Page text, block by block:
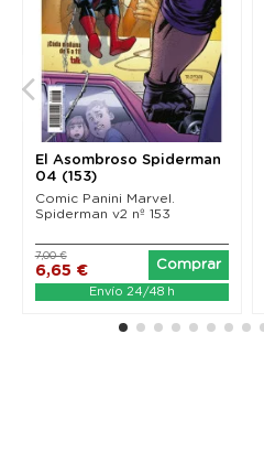
El Asombroso Spiderman
04 (153)
Comic Panini Marvel.
Spiderman v2 nº 153
6,65 €
7,00 €
Comprar
Envío 24/48 h